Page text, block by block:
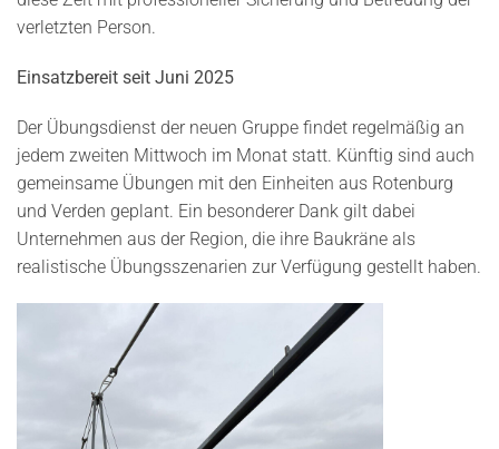
verletzten Person.
Einsatzbereit seit Juni 2025
Der Übungsdienst der neuen Gruppe findet regelmäßig an
jedem zweiten Mittwoch im Monat statt. Künftig sind auch
gemeinsame Übungen mit den Einheiten aus Rotenburg
und Verden geplant. Ein besonderer Dank gilt dabei
Unternehmen aus der Region, die ihre Baukräne als
realistische Übungsszenarien zur Verfügung gestellt haben.